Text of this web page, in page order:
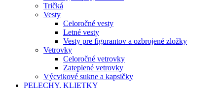
Tričká
Vesty
Celoročné vesty
Letné vesty
Vesty pre figurantov a ozbrojené zložky
Vetrovky
Celoročné vetrovky
Zateplené vetrovky
Výcvikové sukne a kapsičky
PELECHY, KLIETKY